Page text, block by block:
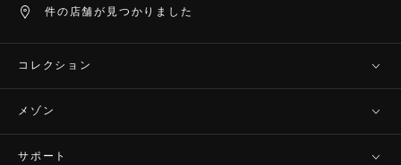
件の店舗が見つかりました
コレクション
メゾン
サポート